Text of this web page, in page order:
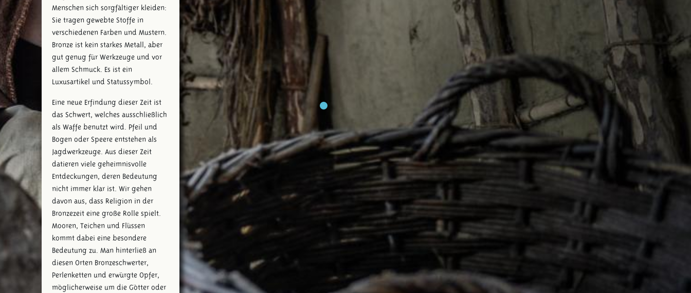
Menschen sich sorgfältiger kleiden:
Sie tragen gewebte Stoffe in
verschiedenen Farben und Mustern.
Bronze ist kein starkes Metall, aber
gut genug für Werkzeuge und vor
allem Schmuck. Es ist ein
Luxusartikel und Statussymbol.
Eine neue Erfindung dieser Zeit ist
das Schwert, welches ausschließlich
als Waffe benutzt wird. Pfeil und
Bogen oder Speere entstehen als
Jagdwerkzeuge. Aus dieser Zeit
datieren viele geheimnisvolle
Entdeckungen, deren Bedeutung
nicht immer klar ist. Wir gehen
davon aus, dass Religion in der
Bronzezeit eine große Rolle spielt.
Mooren, Teichen und Flüssen
kommt dabei eine besondere
Bedeutung zu. Man hinterließ an
diesen Orten Bronzeschwerter,
Perlenketten und erwürgte Opfer,
möglicherweise um die Götter oder